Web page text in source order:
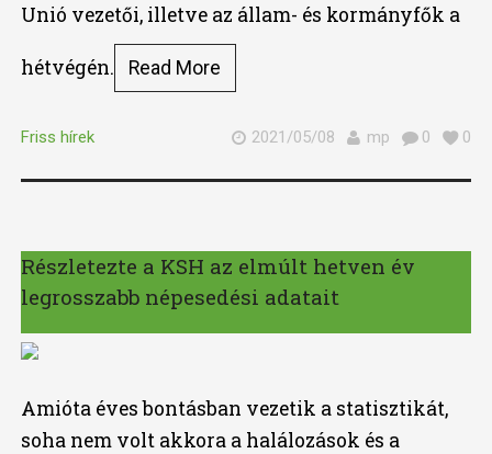
Unió vezetői, illetve az állam- és kormányfők a
hétvégén. Read More
Friss hírek 2021/05/08 mp 0 0
Részletezte a KSH az elmúlt hetven év
legrosszabb népesedési adatait
Amióta éves bontásban vezetik a statisztikát,
soha nem volt akkora a halálozások és a